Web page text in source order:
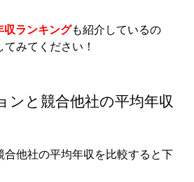
収ランキングも紹介しているの
みてください！
ンと競合他社の平均年収
合他社の平均年収を比較すると下